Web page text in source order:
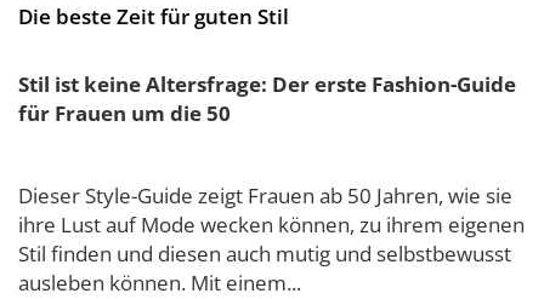
Die beste Zeit für guten Stil
Stil ist keine Altersfrage: Der erste Fashion-Guide
für Frauen um die 50
Dieser Style-Guide zeigt Frauen ab 50 Jahren, wie sie
ihre Lust auf Mode wecken können, zu ihrem eigenen
Stil finden und diesen auch mutig und selbstbewusst
ausleben können. Mit einem...